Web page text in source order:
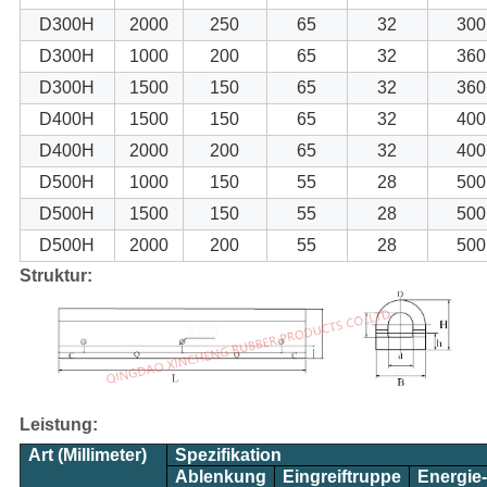
D300H
2000 250 65 32
300
D300H
1000 200 65 32
360
D300H
1500 150 65 32
360
D400H
1500 150 65 32
400
D400H
2000 200 65 32
400
D500H
1000 150 55 28
500
D500H
1500 150 55 28
500
D500H
2000 200 55 28
500
Struktur:
Leistung:
Art (Millimeter)
Spezifikation
Ablenkung
Eingreiftruppe
Energie-